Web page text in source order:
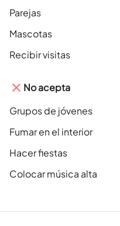
Parejas
Mascotas
Recibir visitas
No acepta
Grupos de jóvenes
Fumar en el interior
Hacer fiestas
Colocar música alta